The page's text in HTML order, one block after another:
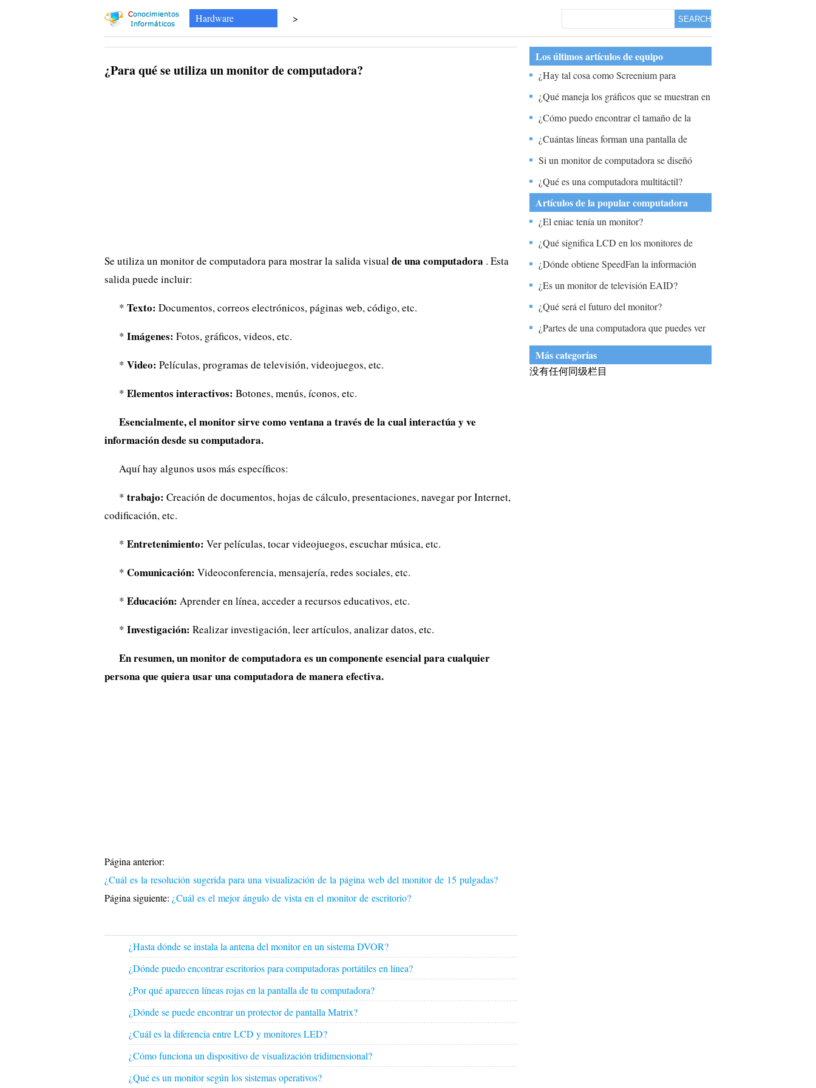
Hardware > SEARCH
¿Para qué se utiliza un monitor de computadora?
Se utiliza un monitor de computadora para mostrar la salida visualde una computadora . Esta
salida puede incluir:
* Texto: Documentos, correos electrónicos, páginas web, código, etc.
* Imágenes: Fotos, gráficos, videos, etc.
* Video: Películas, programas de televisión, videojuegos, etc.
* Elementos interactivos: Botones, menús, íconos, etc.
Esencialmente, el monitor sirve como ventana a través de la cual interactúa y ve
información desde su computadora.
Aquí hay algunos usos más específicos:
* trabajo: Creación de documentos, hojas de cálculo, presentaciones, navegar por Internet,
codificación, etc.
* Entretenimiento: Ver películas, tocar videojuegos, escuchar música, etc.
* Comunicación: Videoconferencia, mensajería, redes sociales, etc.
* Educación: Aprender en línea, acceder a recursos educativos, etc.
* Investigación: Realizar investigación, leer artículos, analizar datos, etc.
En resumen, un monitor de computadora es un componente esencial para cualquier
persona que quiera usar una computadora de manera efectiva.
Página anterior:
¿Cuál es la resolución sugerida para una visualización de la página web del monitor de 15 pulgadas?
Página siguiente: ¿Cuál es el mejor ángulo de vista en el monitor de escritorio?
¿Hasta dónde se instala la antena del monitor en un sistema DVOR?
¿Dónde puedo encontrar escritorios para computadoras portátiles en línea?
¿Por qué aparecen líneas rojas en la pantalla de tu computadora?
¿Dónde se puede encontrar un protector de pantalla Matrix?
¿Cuál es la diferencia entre LCD y monitores LED?
¿Cómo funciona un dispositivo de visualización tridimensional?
¿Qué es un monitor según los sistemas operativos?
Los últimos artículos de equipo
¿Hay tal cosa como Screenium para
Windows?
¿Qué maneja los gráficos que se muestran en
el monitor?
¿Cómo puedo encontrar el tamaño de la
pantalla de mi computadora si tengo una
regla?
¿Cuántas líneas forman una pantalla de
computadora promedio?
Si un monitor de computadora se diseñó
inicialmente para su uso en el entorno de
hogar o de oficina y la Marina decidió
modificarlo a bordo de un envío de una
¿Qué es una computadora multitáctil?
Artículos de la popular computadora
¿El eniac tenía un monitor?
¿Qué significa LCD en los monitores de
computadora?
¿Dónde obtiene SpeedFan la información
para monitorear la computadora?
¿Es un monitor de televisión EAID?
¿Qué será el futuro del monitor?
¿Partes de una computadora que puedes ver
y tocar?
Más categorías
没有任何同级栏目